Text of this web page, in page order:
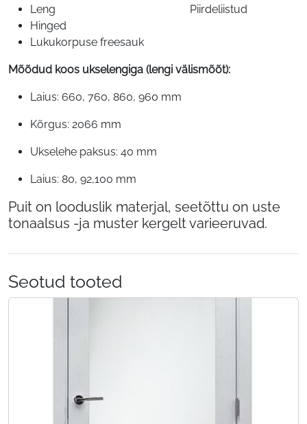
Leng Piirdeliistud
Hinged
Lukukorpuse freesauk
Mõõdud koos ukselengiga (lengi välismõõt):
Laius: 660, 760, 860, 960 mm
Kõrgus: 2066 mm
Ukselehe paksus: 40 mm
Laius: 80, 92,100 mm
Puit on looduslik materjal, seetõttu on uste
tonaalsus -ja muster kergelt varieeruvad.
Seotud tooted